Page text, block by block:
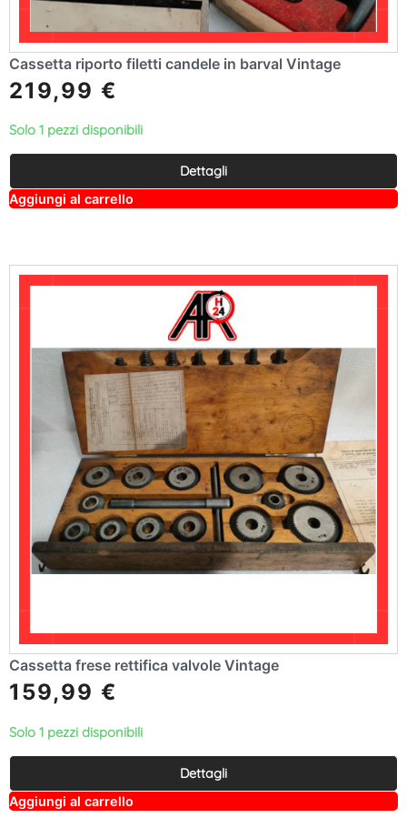
Cassetta riporto filetti candele in barval Vintage
219,99 €
Solo 1 pezzi disponibili
Dettagli
Aggiungi al carrello
lt
a
ti
Cassetta frese rettifica valvole Vintage
159,99 €
Solo 1 pezzi disponibili
Dettagli
Aggiungi al carrello
lt